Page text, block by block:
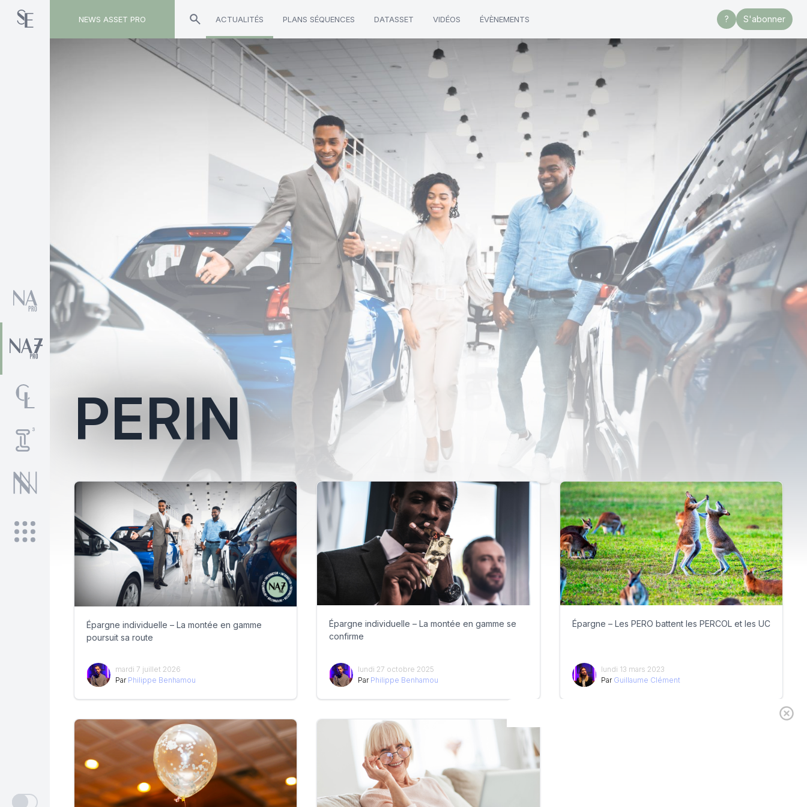
NEWS ASSET PRO ACTUALITÉS PLANS SÉQUENCES DATASSET VIDÉOS ÉVÈNEMENTS ? S'abonner
Toute l'actualité sur le tag "PERin"
PERIN
Épargne individuelle – La montée en gamme
poursuit sa route
mardi 7 juillet 2026
Par Philippe Benhamou
Épargne individuelle – La montée en gamme se
confirme
lundi 27 octobre 2025
Par Philippe Benhamou
Épargne – Les PERO battent les PERCOL et les UC
lundi 13 mars 2023
Par Guillaume Clément